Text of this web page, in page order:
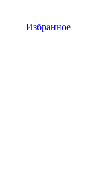
Избранное